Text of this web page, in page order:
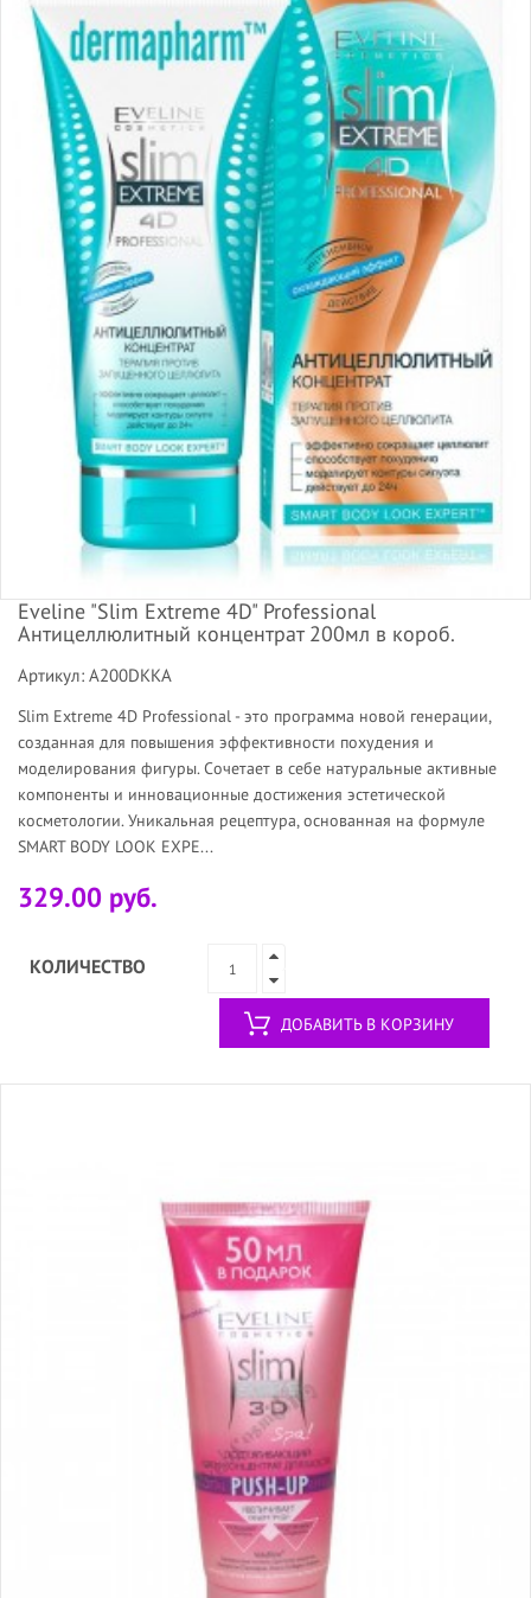
Eveline "Slim Extreme 4D" Professional
Антицеллюлитный концентрат 200мл в короб.
Артикул: A200DKKA
Slim Extreme 4D Professional - это программа новой генерации,
созданная для повышения эффективности похудения и
моделирования фигуры. Сочетает в себе натуральные активные
компоненты и инновационные достижения эстетической
косметологии. Уникальная рецептура, основанная на формуле
SMART BODY LOOK EXPE...
329.00 руб.
КОЛИЧЕСТВО
ДОБАВИТЬ В КОРЗИНУ